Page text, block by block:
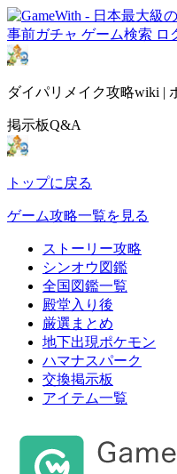
事前ガチャ ゲーム検索 ロ
ダイパリメイク攻略wiki |
掲示板Q&A
トップに戻る
ゲーム攻略一覧を見る
ストーリー攻略
シンオウ図鑑
全国図鑑一覧
殿堂入り後
厳選まとめ
地下出現ポケモン
ハマナスパーク
交換掲示板
アイテム一覧